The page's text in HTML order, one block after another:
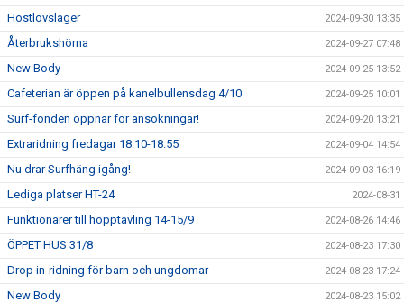
Höstlovsläger 2024-09-30 13:35
Återbrukshörna 2024-09-27 07:48
New Body 2024-09-25 13:52
Cafeterian är öppen på kanelbullensdag 4/10 2024-09-25 10:01
Surf-fonden öppnar för ansökningar! 2024-09-20 13:21
Extraridning fredagar 18.10-18.55 2024-09-04 14:54
Nu drar Surfhäng igång! 2024-09-03 16:19
Lediga platser HT-24 2024-08-31
Funktionärer till hopptävling 14-15/9 2024-08-26 14:46
ÖPPET HUS 31/8 2024-08-23 17:30
Drop in-ridning för barn och ungdomar 2024-08-23 17:24
New Body 2024-08-23 15:02